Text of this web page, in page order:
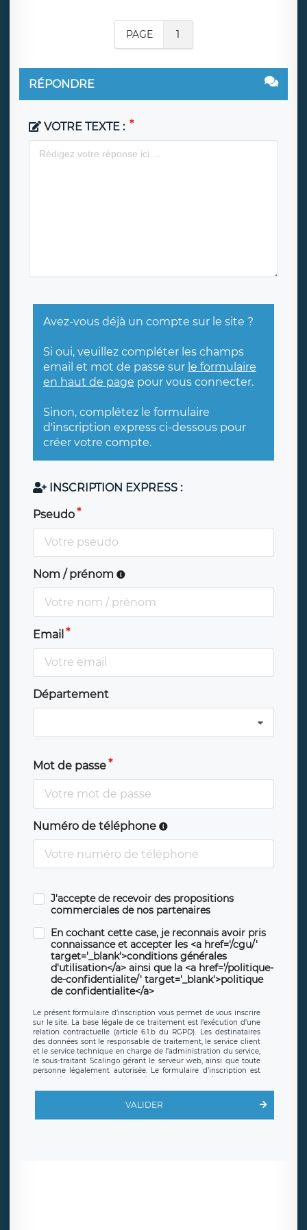
PAGE 1
RÉPONDRE
VOTRE TEXTE :
Avez-vous déjà un compte sur le site ?
Si oui, veuillez compléter les champs
email et mot de passe sur le formulaire
en haut de page pour vous connecter.
Sinon, complétez le formulaire
d'inscription express ci-dessous pour
créer votre compte.
INSCRIPTION EXPRESS :
Pseudo
Nom / prénom
Email
Département
Mot de passe
Numéro de téléphone
J'accepte de recevoir des propositions
commerciales de nos partenaires
En cochant cette case, je reconnais avoir pris
connaissance et accepter les <a href='/cgu/'
target='_blank'>conditions générales
d'utilisation</a> ainsi que la <a href='/politique-
de-confidentialite/' target='_blank'>politique
de confidentialite</a>
Le présent formulaire d’inscription vous permet de vous inscrire
sur le site. La base légale de ce traitement est l’exécution d’une
relation contractuelle (article 6.1.b du RGPD). Les destinataires
des données sont le responsable de traitement, le service client
et le service technique en charge de l’administration du service,
le sous-traitant Scalingo gérant le serveur web, ainsi que toute
personne légalement autorisée. Le formulaire d’inscription est
offrant desclauses de protection conformes au RGPD. Les
en sollicite la suppression, étant entendu que vous pouvez
demander la suppression de vos données et retirer votre
VALIDER